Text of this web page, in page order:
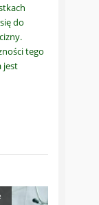
do
tego
jest